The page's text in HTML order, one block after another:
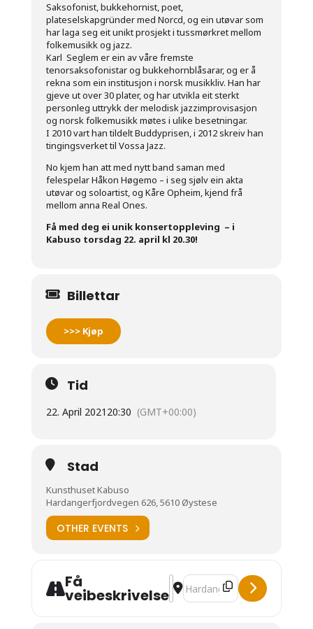
Saksofonist, bukkehornist, poet,
plateselskapgründer med Norcd, og ein utøvar som
har laga seg eit unikt prosjekt i tussmørkret mellom
folkemusikk og jazz.
Karl Seglem er ein av våre fremste
tenorsaksofonistar og bukkehornblåsarar, og er å
rekna som ein institusjon i norsk musikkliv. Han har
gjeve ut over 30 plater, og har utvikla eit sterkt
personleg uttrykk der melodisk jazzimprovisasjon
og norsk folkemusikk møtes i ulike besetningar.
I 2010 vart han tildelt Buddyprisen, i 2012 skreiv han
tingingsverket til Vossa Jazz.
No kjem han att med nytt band saman med
felespelar Håkon Høgemo – i seg sjølv ein akta
utøvar og soloartist, og Kåre Opheim, kjend frå
mellom anna Real Ones.
Få med deg ei unik konsertoppleving – i
Kabuso torsdag 22. april kl 20.30!
Billettar
>>> Kjøp
Tid
22. April 2021 20:30 (GMT+00:00)
Stad
Kunsthuset Kabuso
Hardangerfjordvegen 626, 5610 Øystese
OTHER EVENTS
Få
veibeskrivelse
Address - SEGLEM TRIO
Destination Address -